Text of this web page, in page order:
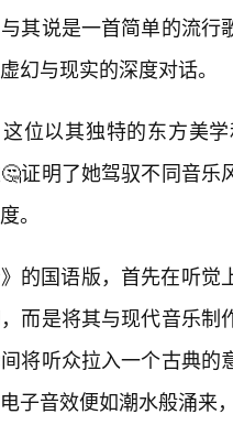
其说是一首简单的流
幻与现实的深度对话。
位以其独特的东方美
证明了她驾驭不同音
。
》的国语版，首先在听
而是将其与现代音乐
将听众拉入一个古典
子音效便如潮水般涌来